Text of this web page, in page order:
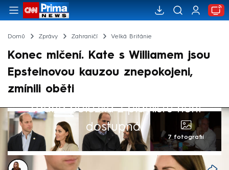
Domů Zprávy Zahraničí Velká Británie
Konec mlčení. Kate s Williamem jsou
Epsteinovou kauzou znepokojeni,
zmínili oběti
Žádná položka z playlistu není
dostupná.
7 fotografií
Michaela Bartošová